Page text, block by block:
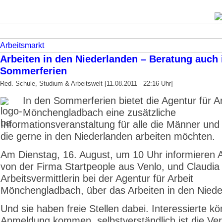
Arbeitsmarkt
Arbeiten in den Niederlanden – Beratung auch
Sommerferien
Red. Schule, Studium & Arbeitswelt [11.08.2011 - 22:16 Uhr]
In den Sommerferien bietet die Agentur für
Mönchengladbach eine zusätzliche
Informationsveranstaltung für alle die Männer
die gerne in den Niederlanden arbeiten möchten.
Am Dienstag, 16. August, um 10 Uhr informieren
von der Firma Startpeople aus Venlo, und
Arbeitsvermittlerin bei der Agentur für Arbeit
Mönchengladbach, über das Arbeiten in den
Und sie haben freie Stellen dabei. Interessierte